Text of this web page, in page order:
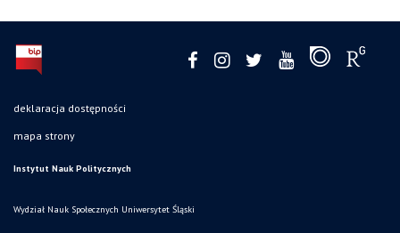
deklaracja dostępności
mapa strony
Instytut Nauk Politycznych
Wydział Nauk Społecznych Uniwersytet Śląski